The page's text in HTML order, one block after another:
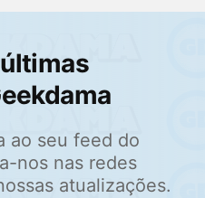
ao seu feed do
nos nas redes
atualizações.